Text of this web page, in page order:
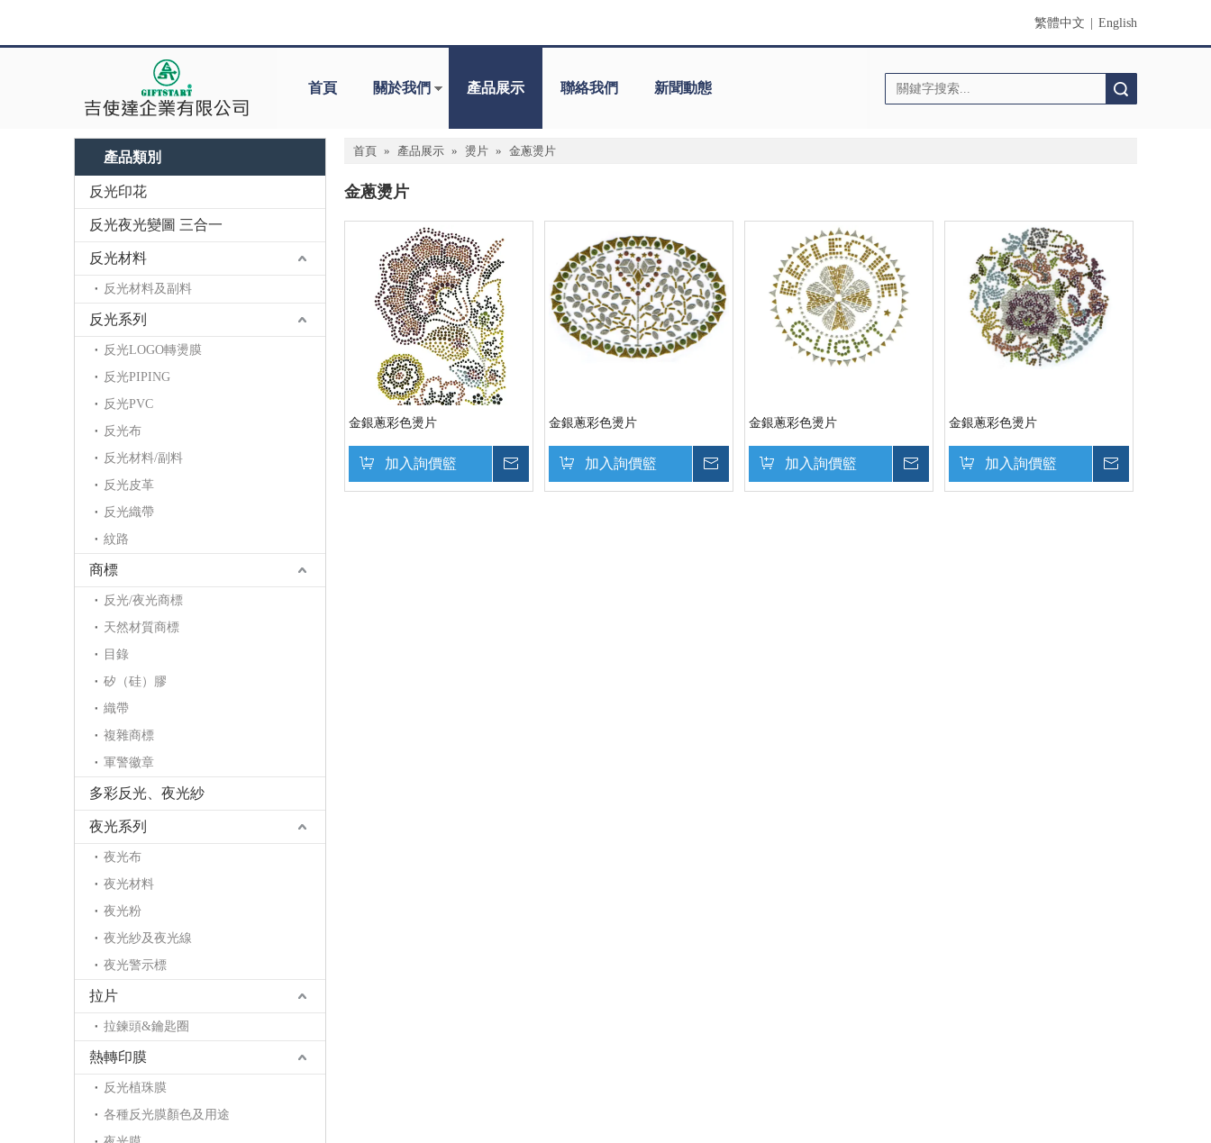
繁體中文 English
首頁 關於我們 產品展示 聯絡我們 新聞動態
產品類別
反光印花
反光夜光變圖 三合一
反光材料
反光材料及副料
反光系列
反光LOGO轉燙膜
反光PIPING
反光PVC
反光布
反光材料/副料
反光皮革
反光織帶
紋路
商標
反光/夜光商標
天然材質商標
目錄
矽（硅）膠
織帶
複雜商標
軍警徽章
多彩反光、夜光紗
夜光系列
夜光布
夜光材料
夜光粉
夜光紗及夜光線
夜光警示標
拉片
拉鍊頭&鑰匙圈
熱轉印膜
反光植珠膜
各種反光膜顏色及用途
首頁 » 產品展示 » 燙片 » 金蔥燙片
金蔥燙片
金銀蔥彩色燙片
加入詢價籃
金銀蔥彩色燙片
加入詢價籃
金銀蔥彩色燙片
加入詢價籃
金銀蔥彩色燙片
加入詢價籃